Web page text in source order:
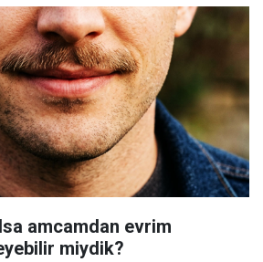
amcamdan evrim
miydik?